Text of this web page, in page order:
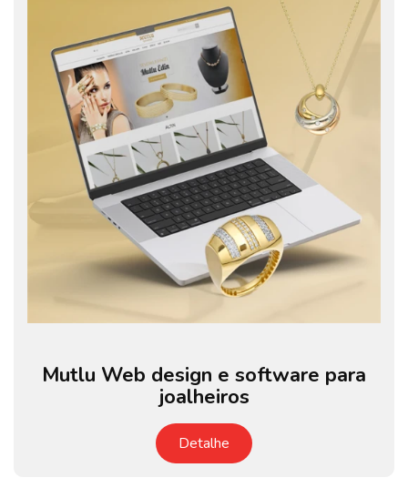
Mutlu Web design e software para
joalheiros
Detalhe